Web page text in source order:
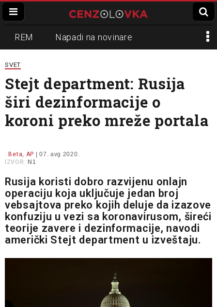
REM Napadi na novinare
Zvučni top
Propaganda Lokalni mediji
Informer Slavko Ćuruvija
SVET
Stejt department: Rusija
širi dezinformacije o
koroni preko mreže portala
: Beta, AP | 07. avg 2020.
IZVOR: N1
Rusija koristi dobro razvijenu onlajn
operaciju koja uključuje jedan broj
vebsajtova preko kojih deluje da izazove
konfuziju u vezi sa koronavirusom, šireći
teorije zavere i dezinformacije, navodi
američki Stejt department u izveštaju.